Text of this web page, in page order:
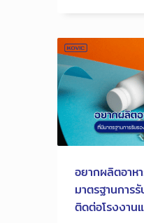
อยากผลิตอาห
มาตรฐานการ
ติดต่อโรงงาน